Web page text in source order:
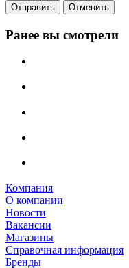
Отправить Отменить
Ранее вы смотрели
Компания
О компании
Новости
Вакансии
Магазины
Справочная информация
Бренды